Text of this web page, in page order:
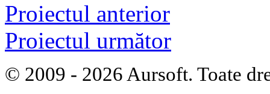
Proiectul anterior
Proiectul următor
© 2009 - 2026 Aursoft. Toate